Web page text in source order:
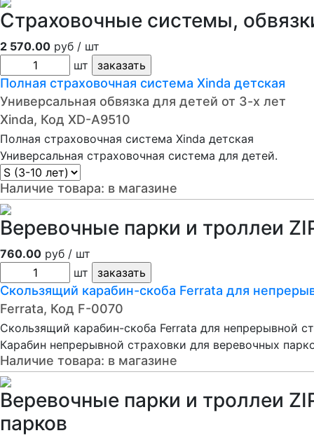
Страховочные системы,
2 570.00 руб / шт
шт
Полная страховочная система Xinda детская
Универсальная обвязка для детей от 3-х лет
Xinda, Код XD-A9510
Полная страховочная система Xinda детская
Универсальная страховочная система для детей.
Наличие товара: в магазине
Веревочные парки и троллеи
760.00 руб / шт
шт
Скользящий карабин-скоба Ferrata для
Ferrata, Код F-0070
Скользящий карабин-скоба Ferrata для непрерывной
Карабин непрерывной страховки для веревочных
Наличие товара: в магазине
Веревочные парки и троллеи
парков